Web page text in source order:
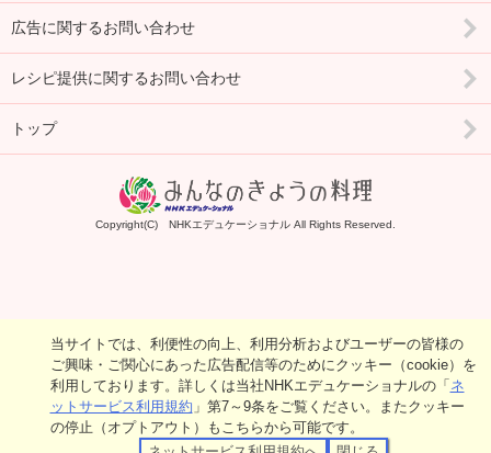
広告に関するお問い合わせ
レシピ提供に関するお問い合わせ
トップ
Copyright(C) NHKエデュケーショナル All Rights Reserved.
当サイトでは、利便性の向上、利用分析およびユーザーの皆様の
ご興味・ご関心にあった広告配信等のためにクッキー（cookie）を
利用しております。詳しくは当社NHKエデュケーショナルの「ネ
ットサービス利用規約 」第7～9条をご覧ください。またクッキー
の停止（オプトアウト）もこちらから可能です。